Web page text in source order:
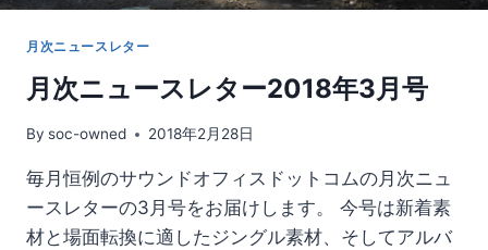
月次ニュースレター
月次ニュースレター2018年3月号
By soc-owned 2018年2月28日
毎月恒例のサウンドオフィスドットコムの月次ニュ
ースレターの3月号をお届けします。 今号は新着素
材と場面転換に適したジングル素材、そしてアルバ